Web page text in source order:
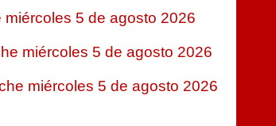
miércoles 5 de agosto 2026
miércoles 5 de agosto 2026
miércoles 5 de agosto 2026